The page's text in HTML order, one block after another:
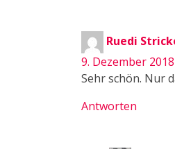
Ruedi
9. Dezember
Sehr schön. Nur
Antworten